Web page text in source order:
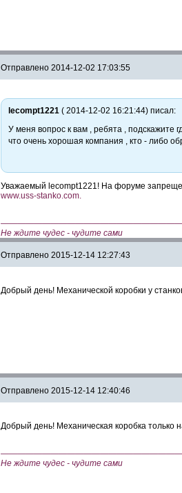
Отправлено 2014-12-02 17:03:55
lecompt1221 ( 2014-12-02 16:21:44) писал:
У меня вопрос к вам , ребята , подскажите
что очень хорошая компания , кто - либо
Уважаемый lecompt1221! На форуме
www.uss-stanko.com.
Не ждите чудес - чудите сами
Отправлено 2015-12-14 12:27:43
Добрый день! Механической коробки у
Отправлено 2015-12-14 12:40:46
Добрый день! Механическая коробка только
Не ждите чудес - чудите сами